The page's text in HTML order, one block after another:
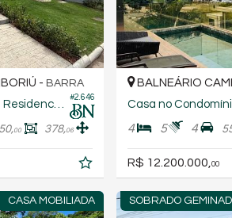
#2.646
- BARRA
00 378,06
BALNEÁRIO
Casa no
4 5 4
R$ 12.200.000, 00
CASA MOBILIADA SOBRADO